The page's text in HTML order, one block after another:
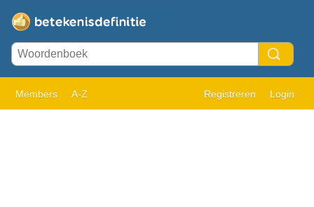
Members A-Z Registreren Login